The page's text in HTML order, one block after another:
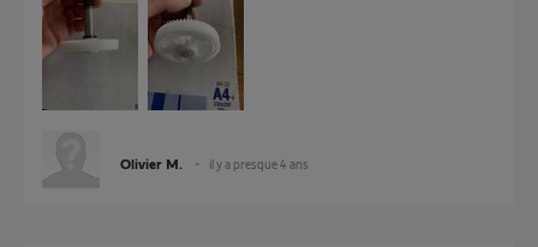
Olivier M. il y a presque 4 ans